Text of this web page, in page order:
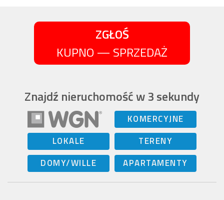
ZGŁOŚ
KUPNO — SPRZEDAŻ
Znajdź nieruchomość w 3 sekundy
KOMERCYJNE
LOKALE
TERENY
DOMY/WILLE
APARTAMENTY